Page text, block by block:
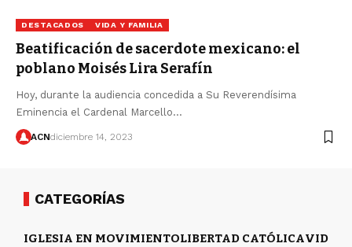
DESTACADOS VIDA Y FAMILIA
Beatificación de sacerdote mexicano: el
poblano Moisés Lira Serafín
Hoy, durante la audiencia concedida a Su Reverendísima
Eminencia el Cardenal Marcello…
ACNdiciembre 14, 2023
CATEGORÍAS
IGLESIA EN MOVIMIENTOLIBERTAD CATÓLICAVIDA